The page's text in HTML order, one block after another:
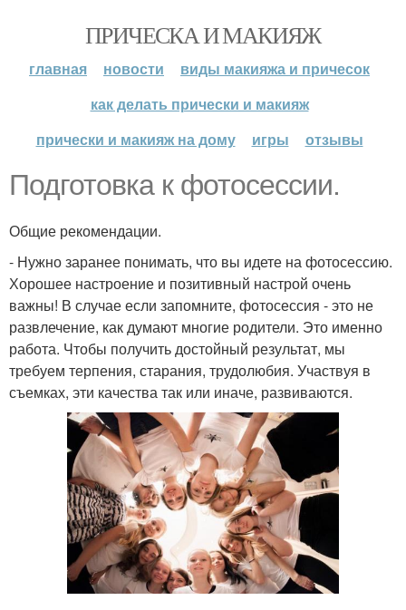
ПРИЧЕСКА И МАКИЯЖ
главная новости
виды макияжа и причесок
как делать прически и макияж
прически и макияж на дому
игры отзывы
Подготовка к фотосессии.
Общие рекомендации.
- Нужно заранее понимать, что вы идете на фотосессию.
Хорошее настроение и позитивный настрой очень
важны! В случае если запомните, фотосессия - это не
развлечение, как думают многие родители. Это именно
работа. Чтобы получить достойный результат, мы
требуем терпения, старания, трудолюбия. Участвуя в
съемках, эти качества так или иначе, развиваются.